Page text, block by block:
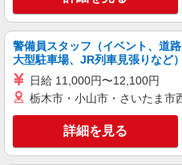
゜+゜・。○。
10万円支給(規定有) お友達を紹介頂く
ティブ支給(規
○。・゜+゜
福岡県福岡
キープ
派遣社員 紹介予定派遣
株式会社シエロ
携帯販売スタ
月給
る） ※上記金
警備員スタッフ（イベント、道路
大型駐車場、JR列車見張りなど）
日給 11,000円〜12,100円
栃木市・小山市・さいたま市
詳細を見る